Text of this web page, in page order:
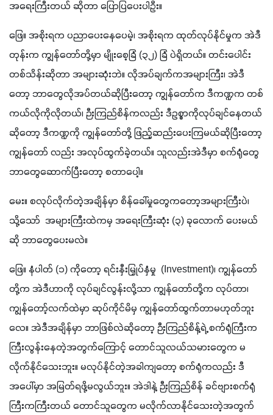
အရေးကြီးတယ် ဆိုတာ ပြောပြပေးပါဦး။
ဖြေ။ အစိုးရက ပညာပေးနေပေမဲ့၊ အစိုးရက ထုတ်လုပ်နိုင်မှုက အဲဒီ
တုန်းက ကျွန်တော်တို့မှာ မျိုးစေ့ခြံ (၃၂) ခြံ ပဲရှိတယ်။ တင်းပေါင်း
တစ်သိန်းဆိုတာ အများဆုံးဘဲ။ လိုအပ်ချက်ကအများကြီး၊ အဲဒီ
တော့ ဘာတွေလိုအပ်တယ်ဆိုပြီးတော့ ကျွန်တော်က ဒီကဏ္ဍက တစ်
ကယ်လိုကိုလိုတယ်၊ ဉီးကြည်စိန်ကလည်း ဒီဥစ္စာကိုလုပ်ချင်နေတယ်
ဆိုတော့ ဒီကဏ္ဍကို ကျွန်တော်တို့ ဖြည့်ဆည်းပေးကြမယ်ဆိုပြီးတော့
ကျွန်တော် လည်း အလုပ်ထွက်ခဲ့တယ်။ သူလည်းအဲဒီမှာ စက်ရုံတွေ
ဘာတွေဆောက်ပြီးတော့ စတာပေါ့။
မေး။ စလုပ်လိုက်တဲ့အချိန်မှာ စိန်ခေါ်မှုတွေကတော့အများကြီးပဲ၊
သို့သော်  အများကြီးထဲကမှ အရေးကြီးဆုံး (၃) ခုလောက် ပေးမယ်
ဆို ဘာတွေပေးမလဲ။
ဖြေ။ နံပါတ် (၁) ကိုတော့ ရင်းနှီးမြှုပ်နှံမှု  (Investment)၊ ကျွန်တော်
တို့က အဲဒီဟာကို လုပ်ချင်လွန်းလို့သာ ကျွန်တော်တို့က လုပ်တာ၊
ကျွန်တော့်လက်ထဲမှာ ဆုပ်ကိုင်မိမှ ကျွန်တော်ထွက်တာမဟုတ်ဘူး
လေ။ အဲဒီအချိန်မှာ ဘာဖြစ်လဲဆိုတော့ ဉီးကြည်စိန့်ရဲ့ စက်ရုံကြီးက
ကြီးလွန်းနေတဲ့အတွက်ကြောင့် တောင်သူလယ်သမားတွေက မ
လိုက်နိုင်သေးဘူး။ မလုပ်နိုင်တဲ့အခါကျတော့ စက်ရုံကလည်း ဒီ
အပေါ်မှာ အမြတ်ရဖို့မလွယ်ဘူး။ အဲဒါနဲ့ ဉီးကြည်စိန် ခင်ဗျားစက်ရုံ
ကြီးကကြီးတယ် တောင်သူတွေက မလိုက်လာနိုင်သေးတဲ့အတွက်